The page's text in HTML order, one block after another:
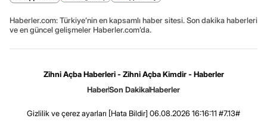
Haberler.com: Türkiye’nin en kapsamlı haber sitesi. Son dakika haberleri
ve en güncel gelişmeler Haberler.com’da.
Zihni Açba Haberleri - Zihni Açba Kimdir - Haberler
HaberSon DakikaHaberler
Gizlilik ve çerez ayarları [Hata Bildir] 06.08.2026 16:16:11 #7.13#